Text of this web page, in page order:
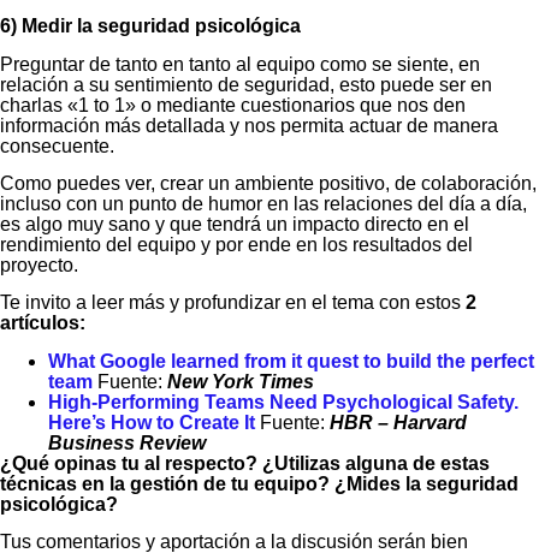
6) Medir la seguridad psicológica
Preguntar de tanto en tanto al equipo como se siente, en
relación a su sentimiento de seguridad, esto puede ser en
charlas «1 to 1» o mediante cuestionarios que nos den
información más detallada y nos permita actuar de manera
consecuente.
Como puedes ver, crear un ambiente positivo, de colaboración,
incluso con un punto de humor en las relaciones del día a día,
es algo muy sano y que tendrá un impacto directo en el
rendimiento del equipo y por ende en los resultados del
proyecto.
Te invito a leer más y profundizar en el tema con estos 2
artículos:
What Google learned from it quest to build the perfect
team Fuente: New York Times
High-Performing Teams Need Psychological Safety.
Here’s How to Create It Fuente: HBR – Harvard
Business Review
¿Qué opinas tu al respecto? ¿Utilizas alguna de estas
técnicas en la gestión de tu equipo? ¿Mides la seguridad
psicológica?
Tus comentarios y aportación a la discusión serán bien